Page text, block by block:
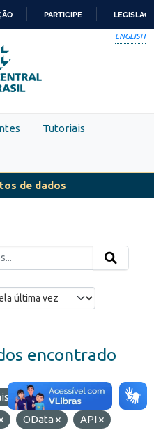
PARTICIPE
ENGLISH
Tutoriais
de dados
encontrado
Estrangeiros
OData API